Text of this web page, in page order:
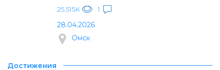
25.515K
1
28.04.2026
Омск
Достижения